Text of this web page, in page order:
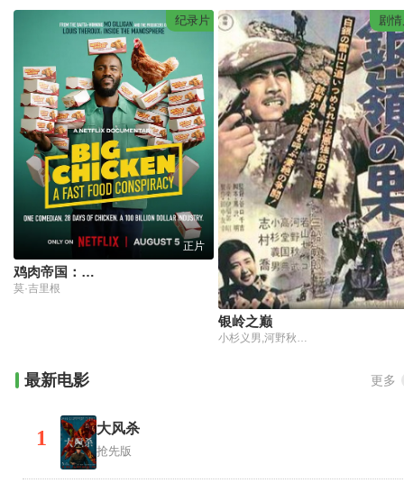
纪录片
正片
鸡肉帝国：快餐阴谋
莫·吉里根
剧
银岭之巅
小杉义男,河野秋武,若山节子,深见泰三,三船敏郎,志村乔,高堂国典
最新电影 更多
1 大风杀
抢先版